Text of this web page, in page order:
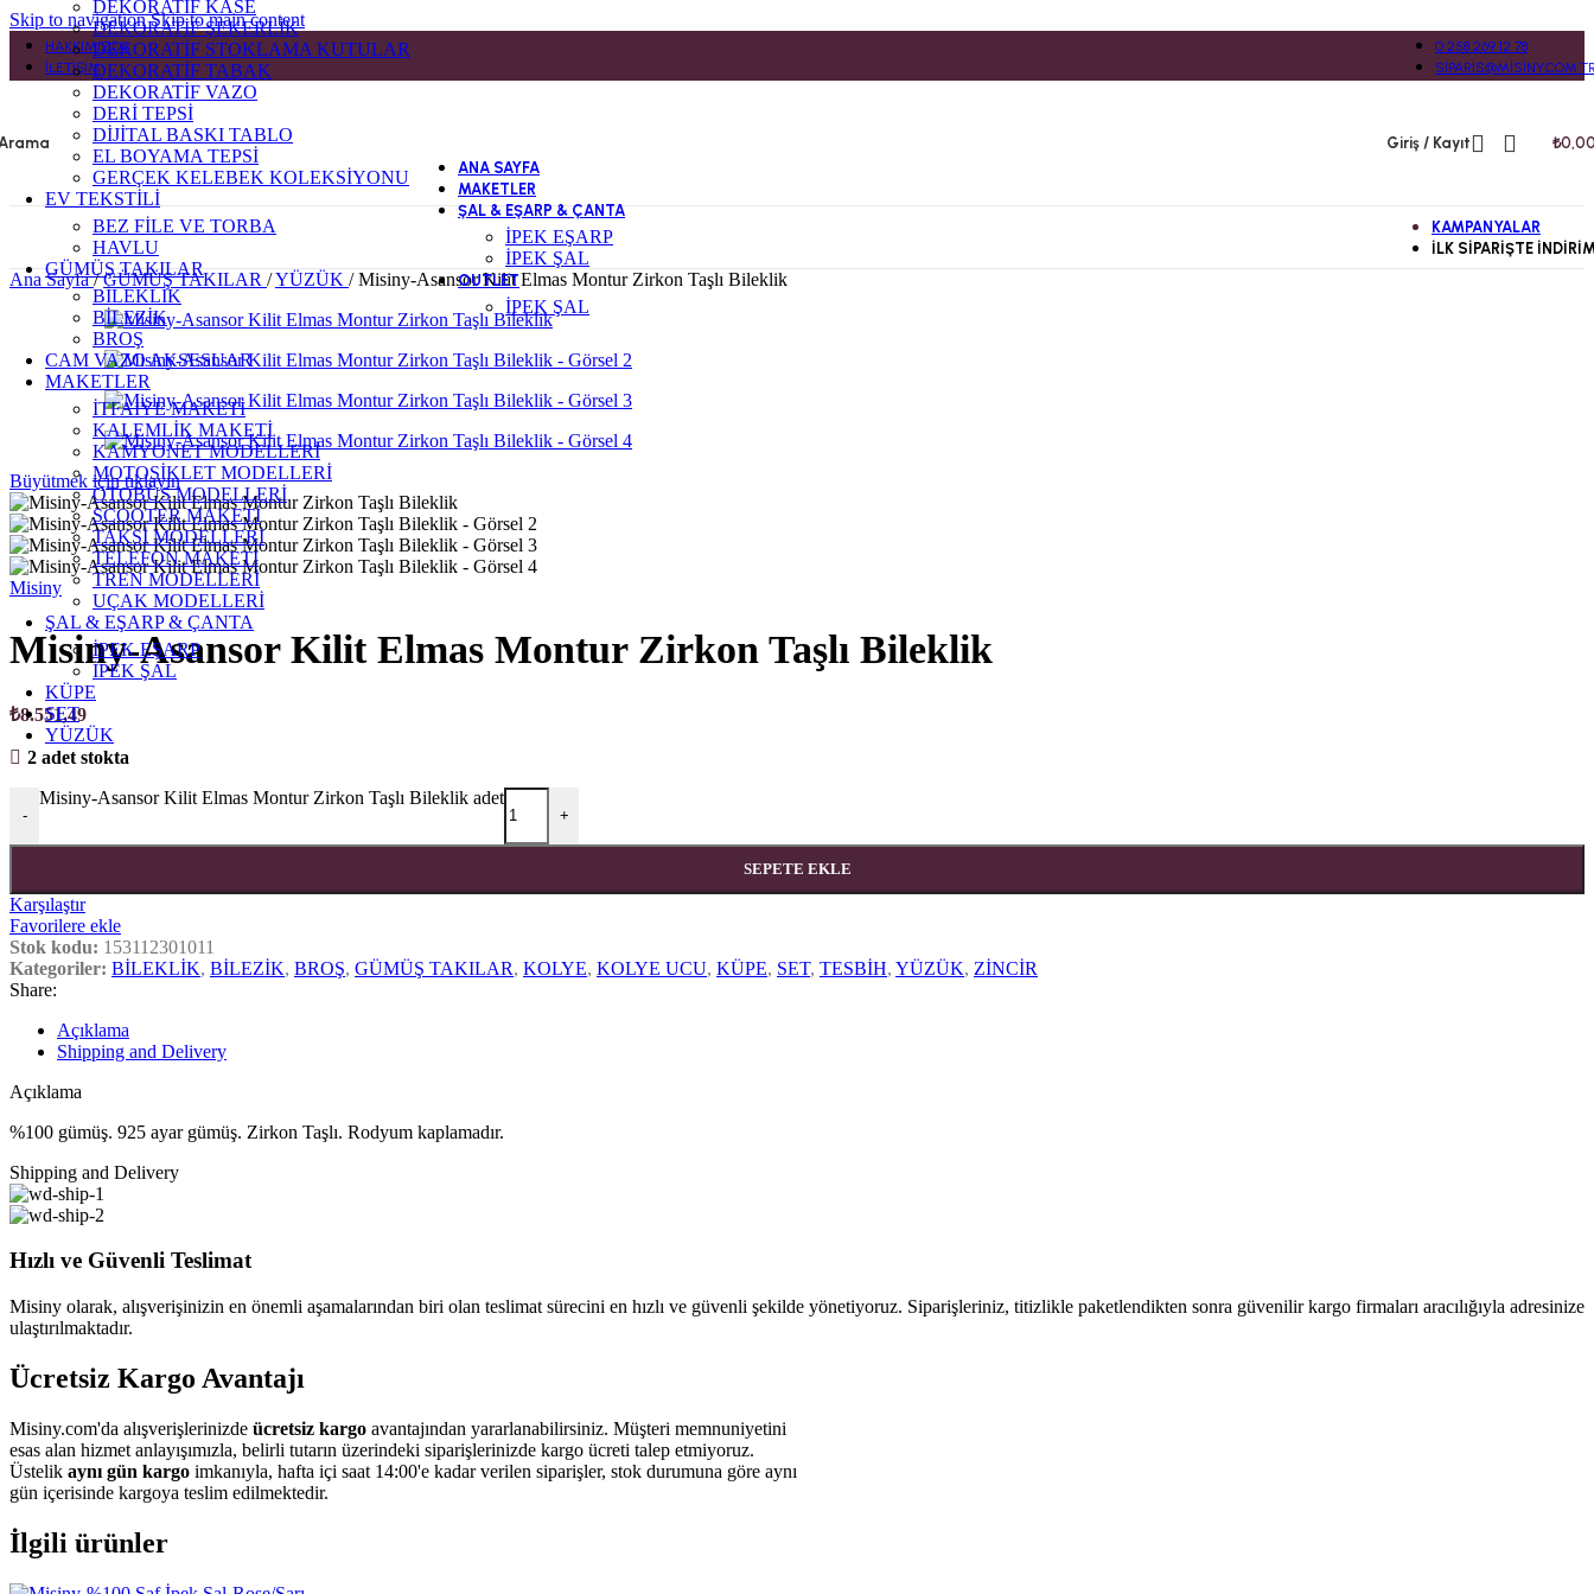
Skip to navigationSkip to main content
HAKKIMIZDA
İLETIŞIM
0 258 269 12 78
Giriş / Kayıt ₺
DEKORATİF KASE
DEKORATİF ŞEKERLİK
DEKORATİF STOKLAMA KUTULAR
DEKORATİF TABAK
DEKORATİF VAZO
DERİ TEPSİ
DİJİTAL BASKI TABLO
EL BOYAMA TEPSİ
GERÇEK KELEBEK KOLEKSİYONU
EV TEKSTİLİ
BEZ FİLE VE TORBA
HAVLU
GÜMÜŞ TAKILAR
BİLEKLİK
BİLEZİK
BROŞ
CAM VAZO AKSESUAR
MAKETLER
İTFAİYE MAKETİ
KALEMLİK MAKETİ
KAMYONET MODELLERİ
MOTOSİKLET MODELLERİ
OTOBÜS MODELLERİ
SCOOTER MAKETİ
TAKSİ MODELLERİ
TELEFON MAKETİ
TREN MODELLERİ
UÇAK MODELLERİ
ŞAL & EŞARP & ÇANTA
İPEK EŞARP
İPEK ŞAL
KÜPE
SET
YÜZÜK
ANA SAYFA
MAKETLER
ŞAL & EŞARP & ÇANTA
İPEK EŞARP
İPEK ŞAL
OUTLET
İPEK ŞAL
KAMPANYALAR
İLK SIPARIŞTE
Ana Sayfa/ GÜMÜŞ TAKILAR /YÜZÜK / Misiny-Asansor Kilit Elmas Montur Zirkon Taşlı Bileklik
Büyütmek için tıklayın
Misiny
Misiny-Asansor Kilit Elmas Montur Zirkon Taşlı Bileklik
₺8.551,49
2 adet stokta
-
Misiny-Asansor Kilit Elmas Montur Zirkon Taşlı Bileklik adet
+
SEPETE EKLE
Karşılaştır
Favorilere ekle
Stok kodu: 153112301011
Kategoriler: BİLEKLİK, BİLEZİK, BROŞ, GÜMÜŞ TAKILAR, KOLYE, KOLYE UCU, KÜPE, SET, TESBİH, YÜZÜK, ZİNCİR
Share:
Açıklama
Shipping and Delivery
Açıklama
%100 gümüş. 925 ayar gümüş. Zirkon Taşlı. Rodyum kaplamadır.
Shipping and Delivery
Hızlı ve Güvenli Teslimat
Misiny olarak, alışverişinizin en önemli aşamalarından biri olan teslimat sürecini en hızlı ve güvenli şekilde yönetiyoruz. Siparişleriniz, titizlikle paketlendikten sonra güvenilir kargo firmaları aracılığıyla adresinize
ulaştırılmaktadır.
Ücretsiz Kargo Avantajı
Misiny.com'da alışverişlerinizde ücretsiz kargo avantajından yararlanabilirsiniz. Müşteri memnuniyetini
esas alan hizmet anlayışımızla, belirli tutarın üzerindeki siparişlerinizde kargo ücreti talep etmiyoruz.
Üstelik aynı gün kargo imkanıyla, hafta içi saat 14:00'e kadar verilen siparişler, stok durumuna göre aynı
gün içerisinde kargoya teslim edilmektedir.
İlgili ürünler